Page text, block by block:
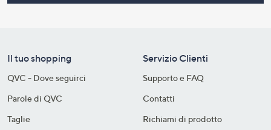
Il tuo shopping
QVC - Dove seguirci
Parole di QVC
Taglie
Servizio Clienti
Supporto e FAQ
Contatti
Richiami di prodotto